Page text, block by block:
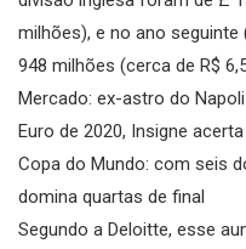
milhões), e no ano
948 milhões (cerca de R$
Mercado: ex-astro do
Euro de 2020, Insigne
Copa do Mundo: com seis
domina quartas de final
Segundo a Deloitte, esse